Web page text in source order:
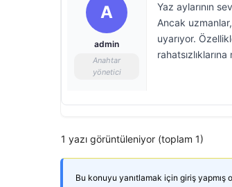
A
admin
Anahtar
yönetici
Yaz aylarının
Ancak
uyarıyor.
1 yazı görüntüleniyor (toplam 1)
Bu konuyu yanıtlamak için giriş yapmış